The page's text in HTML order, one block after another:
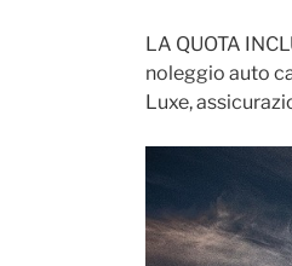
LA QUOTA
noleggio auto
Luxe,